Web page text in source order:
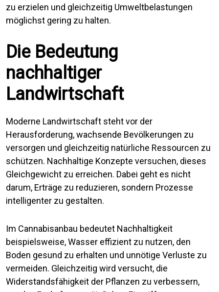
zu erzielen und gleichzeitig Umweltbelastungen
möglichst gering zu halten.
Die Bedeutung
nachhaltiger
Landwirtschaft
Moderne Landwirtschaft steht vor der
Herausforderung, wachsende Bevölkerungen zu
versorgen und gleichzeitig natürliche Ressourcen zu
schützen. Nachhaltige Konzepte versuchen, dieses
Gleichgewicht zu erreichen. Dabei geht es nicht
darum, Erträge zu reduzieren, sondern Prozesse
intelligenter zu gestalten.
Im Cannabisanbau bedeutet Nachhaltigkeit
beispielsweise, Wasser effizient zu nutzen, den
Boden gesund zu erhalten und unnötige Verluste zu
vermeiden. Gleichzeitig wird versucht, die
Widerstandsfähigkeit der Pflanzen zu verbessern,